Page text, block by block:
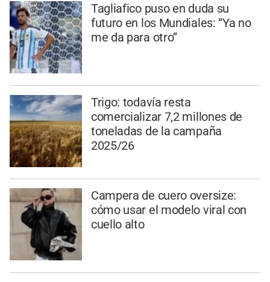
Tagliafico puso en duda su
futuro en los Mundiales: “Ya no
me da para otro”
Trigo: todavía resta
comercializar 7,2 millones de
toneladas de la campaña
2025/26
Campera de cuero oversize:
cómo usar el modelo viral con
cuello alto